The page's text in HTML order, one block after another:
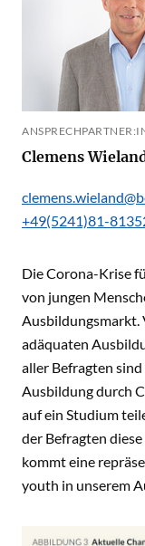
Clemens
+49(5241)81-
Die Corona-Krise
von jungen
Ausbildungsmarkt.
adäquaten
aller Befragten
Ausbildung durch
auf ein Studium
der Befragten
kommt eine
youth in unserem